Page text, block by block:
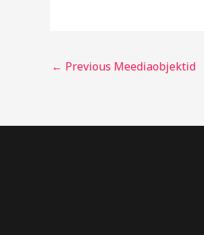
← Previous Meediaobjektid